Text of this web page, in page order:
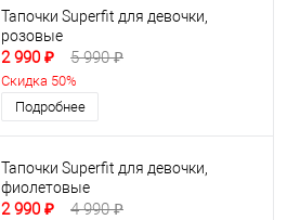
Тапочки Superfit для девочки,
розовые
2 990 ₽ 5 990 ₽
Скидка 50%
Подробнее
Тапочки Superfit для девочки,
фиолетовые
2 990 ₽ 4 990 ₽